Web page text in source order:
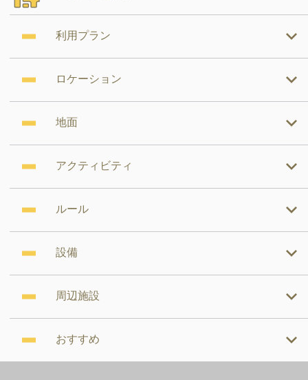
利用プラン
ロケーション
地面
アクティビティ
ルール
設備
周辺施設
おすすめ